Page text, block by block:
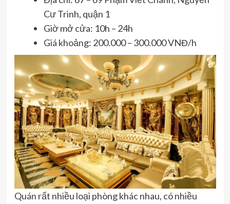
Cư Trinh, quận 1
Giờ mở cửa: 10h – 24h
Giá khoảng: 200.000 – 300.000 VNĐ/h
Quán rất nhiều loại phòng khác nhau, có nhiều